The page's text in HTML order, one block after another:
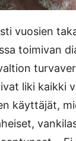
vuosien
toimivan
liki kaikki
käyttäjät,